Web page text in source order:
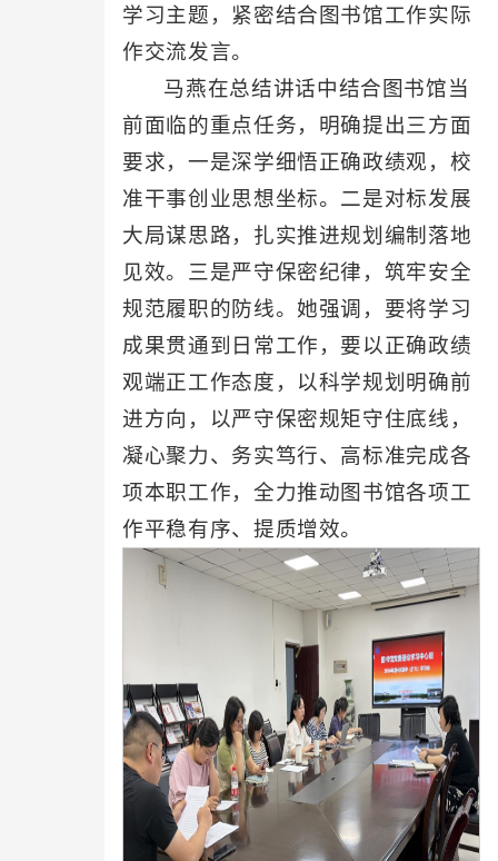
学习主题，紧密结合图书馆工作实际
作交流发言。
马燕在总结讲话中结合图书馆当
前面临的重点任务，明确提出三方面
要求，一是深学细悟正确政绩观，校
准干事创业思想坐标。二是对标发展
大局谋思路，扎实推进规划编制落地
见效。三是严守保密纪律，筑牢安全
规范履职的防线。她强调，要将学习
成果贯通到日常工作，要以正确政绩
观端正工作态度，以科学规划明确前
进方向，以严守保密规矩守住底线，
凝心聚力、务实笃行、高标准完成各
项本职工作，全力推动图书馆各项工
作平稳有序、提质增效。